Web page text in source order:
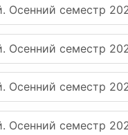
Осенний семестр
Осенний семестр
Осенний семестр
Осенний семестр